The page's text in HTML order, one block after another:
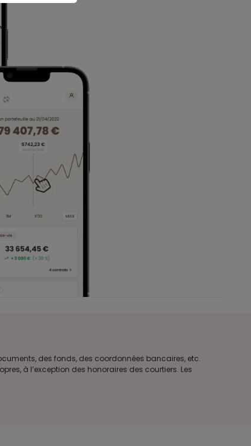
des fonds, des coordonnées bancaires, etc.
à l’exception des honoraires des courtiers. Les